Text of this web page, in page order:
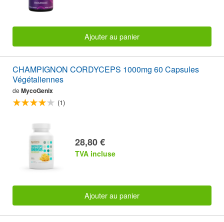
Ajouter au panier
CHAMPIGNON CORDYCEPS 1000mg 60 Capsules
Végétaliennes
de MycoGenix
(1)
28,80 €
TVA incluse
Ajouter au panier